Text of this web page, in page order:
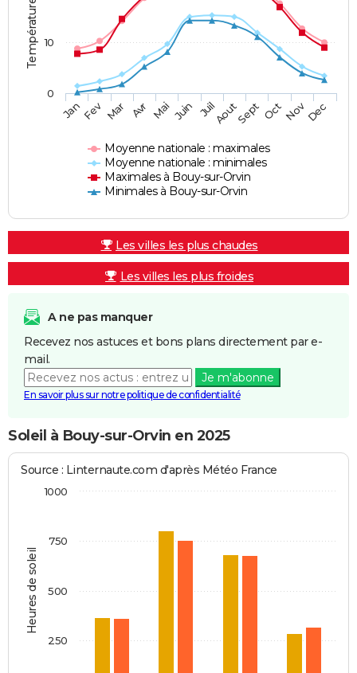
Moyenne nationale : maximales
Moyenne nationale : minimales
Maximales à Bouy-sur-Orvin
Minimales à Bouy-sur-Orvin
JanFev Mar Avr Mai Juin JuilAoutSept OctNovDec
0
10
Les villes les plus chaudes
Les villes les plus froides
A ne pas manquer
Recevez nos astuces et bons plans directement par e-
mail.
Je m'abonne
En savoir plus sur notre politique de confidentialité
Soleil à Bouy-sur-Orvin en 2025
Heures de soleil
Source : Linternaute.com d'après Météo France
250
500
750
1000